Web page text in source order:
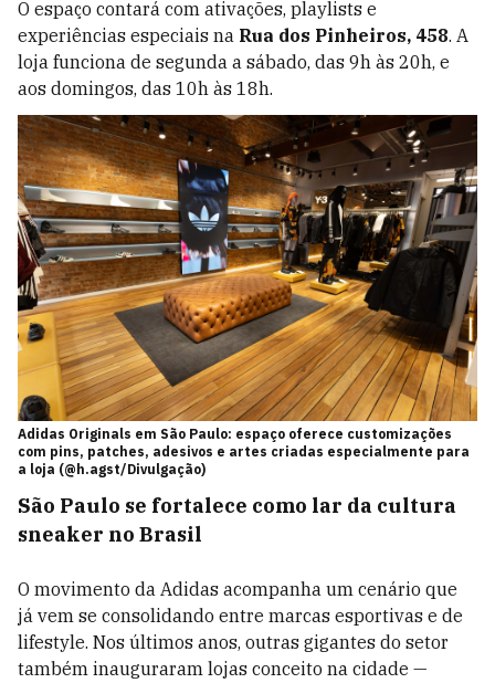
O espaço contará com ativações, playlists e
experiências especiais na Rua dos Pinheiros, 458. A
loja funciona de segunda a sábado, das 9h às 20h, e
aos domingos, das 10h às 18h.
Adidas Originals em São Paulo: espaço oferece customizações
com pins, patches, adesivos e artes criadas especialmente para
a loja (@h.agst/Divulgação)
São Paulo se fortalece como lar da cultura
sneaker no Brasil
O movimento da Adidas acompanha um cenário que
já vem se consolidando entre marcas esportivas e de
lifestyle. Nos últimos anos, outras gigantes do setor
também inauguraram lojas conceito na cidade —